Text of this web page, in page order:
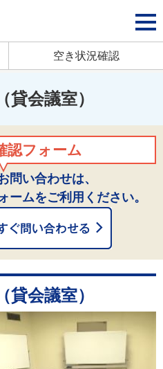
空き状況確認
会議室）
認フォーム
問い合わせは、
ームをご利用ください。
会議室）